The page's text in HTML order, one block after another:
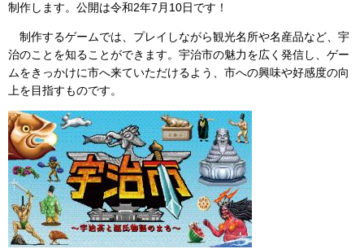
制作します。公開は令和2年7月10日です！
制作するゲームでは、プレイしながら観光名所や名産品など、宇
治のことを知ることができます。宇治市の魅力を広く発信し、ゲー
ムをきっかけに市へ来ていただけるよう、市への興味や好感度の向
上を目指すものです。